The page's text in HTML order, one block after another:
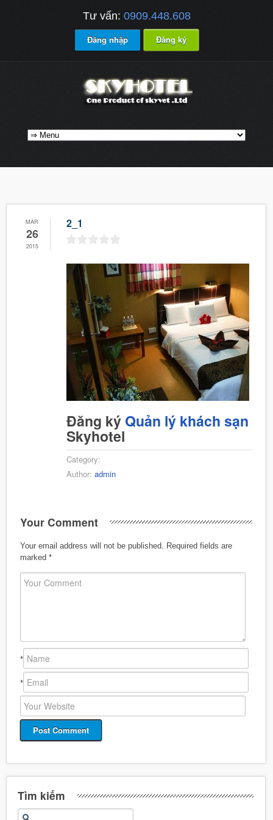
Tư vấn: 0909.448.608
Đăng nhập Đăng ký
MAR
26
2015
2_1
Đăng ký Quản lý khách sạn
Skyhotel
Category:
Author: admin
Your Comment
Your email address will not be published.
Required fields are
marked *
*
*
Tìm kiếm